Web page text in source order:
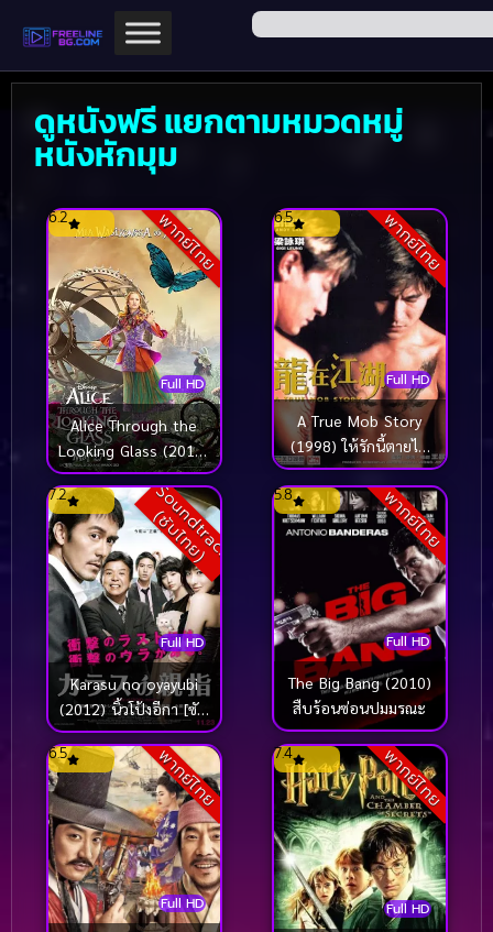
ดูหนังฟรี แยกตามหมวดหมู่
หนังหักมุม
พากย์ไทย
Full HD
6.2
Alice Through the
Looking Glass (2016)
อลิซ ผจญมหัศจรรย์
เมืองกระจก
พากย์ไทย
Full HD
6.5
A True Mob Story
(1998) ให้รักนี้ตายไป
กับเขา
S
o
u
n
d
t
r
a
c
k
(
ซั
บ
ไ
ท
ย
)
Full HD
7.2
Karasu no oyayubi
(2012) นิ้วโป้งอีกา [ซับ
ไทย]
พากย์ไทย
Full HD
5.8
The Big Bang (2010)
สืบร้อนซ่อนปมมรณะ
พากย์ไทย
Full HD
6.5 พากย์ไทย
Full HD
7.4